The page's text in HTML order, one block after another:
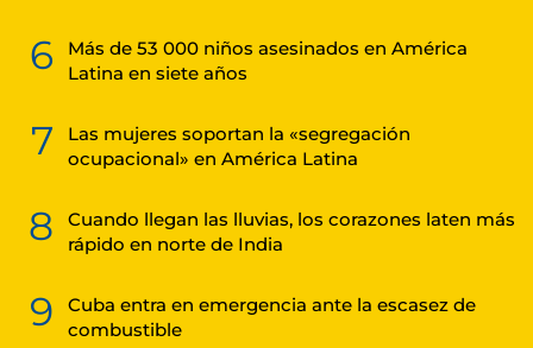
6
Más de 53 000 niños asesinados en América
Latina en siete años
7
Las mujeres soportan la «segregación
ocupacional» en América Latina
8
Cuando llegan las lluvias, los corazones laten más
rápido en norte de India
9
Cuba entra en emergencia ante la escasez de
combustible